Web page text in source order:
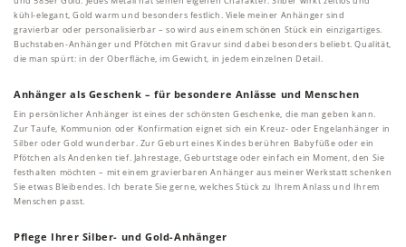
kühl-elegant, Gold warm und besonders festlich. Viele meiner Anhänger sind
gravierbar oder personalisierbar – so wird aus einem schönen Stück ein einzigartiges.
Buchstaben-Anhänger und Pfötchen mit Gravur sind dabei besonders beliebt. Qualität,
die man spürt: in der Oberfläche, im Gewicht, in jedem einzelnen Detail.
Anhänger als Geschenk – für besondere Anlässe und Menschen
Ein persönlicher Anhänger ist eines der schönsten Geschenke, die man geben kann.
Zur Taufe, Kommunion oder Konfirmation eignet sich ein Kreuz- oder Engelanhänger in
Silber oder Gold wunderbar. Zur Geburt eines Kindes berühren Babyfüße oder ein
Pfötchen als Andenken tief. Jahrestage, Geburtstage oder einfach ein Moment, den Sie
festhalten möchten – mit einem gravierbaren Anhänger aus meiner Werkstatt schenken
Sie etwas Bleibendes. Ich berate Sie gerne, welches Stück zu Ihrem Anlass und Ihrem
Menschen passt.
Pflege Ihrer Silber- und Gold-Anhänger